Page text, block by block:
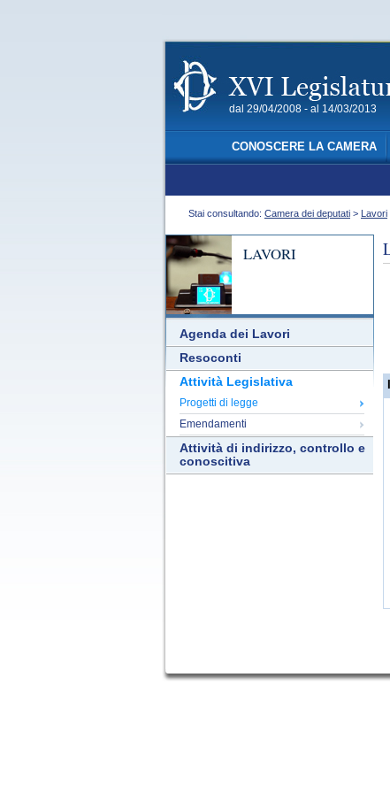
dal 29/04/2008 - al 14/03/2013
CONOSCERE LA CAMERA
Stai consultando: Camera dei deputati > Lavori
LAVORI
Agenda dei Lavori
Resoconti
Attività Legislativa
Progetti di legge
Emendamenti
Attività di indirizzo, controllo e
conoscitiva